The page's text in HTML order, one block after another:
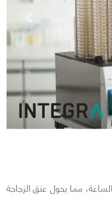
السابق
طبق في الساعة، مما يحول عنق الزجاجة